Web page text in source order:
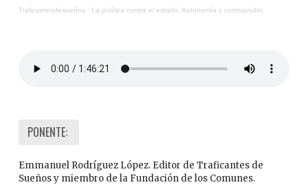
Traficantesdesueños· La política contra el estado. Autonomía y contrapoder.
PONENTE:
Emmanuel Rodríguez López. Editor de Traficantes de
Sueños y miembro de la Fundación de los Comunes.